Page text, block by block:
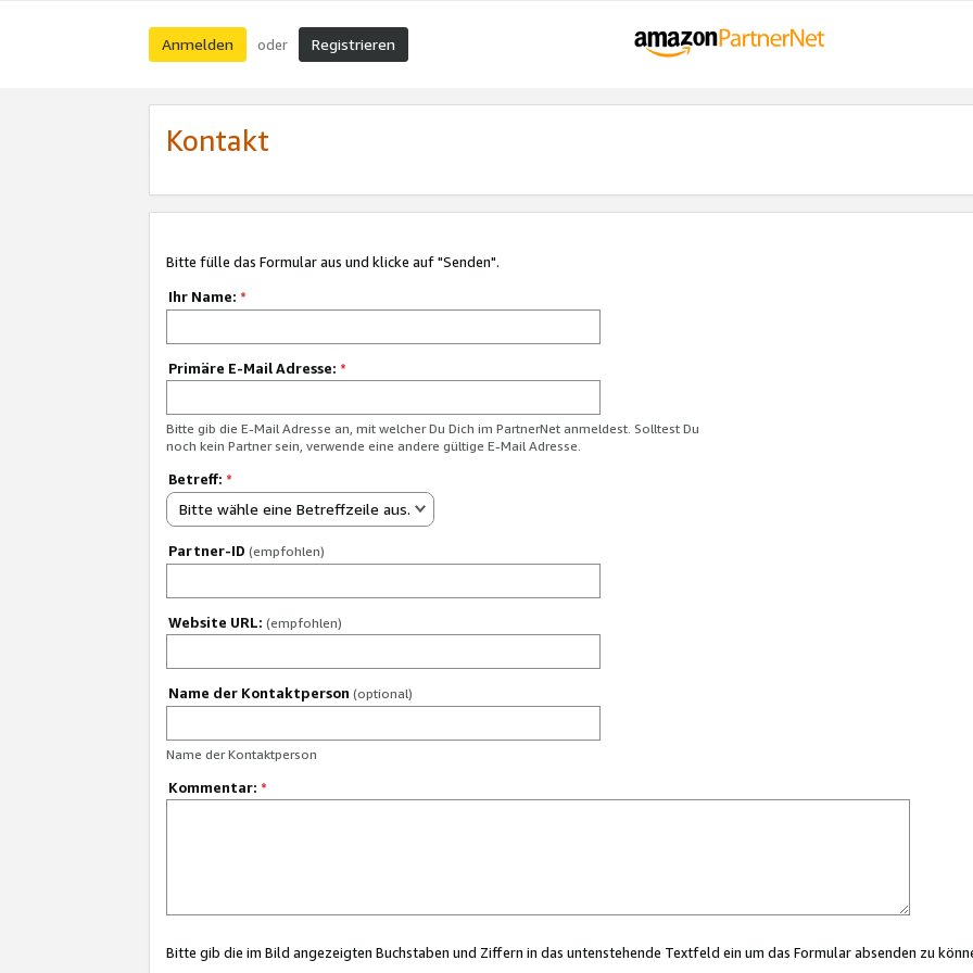
Anmelden oder Registrieren
Kontakt
Bitte fülle das Formular aus und klicke auf "Senden".
Ihr Name: *
Primäre E-Mail Adresse: *
Bitte gib die E-Mail Adresse an, mit welcher Du Dich im PartnerNet anmeldest. Solltest Du
noch kein Partner sein, verwende eine andere gültige E-Mail Adresse.
Betreff: *
Bitte wähle eine Betreffzeile aus.
Partner-ID (empfohlen)
Website URL: (empfohlen)
Name der Kontaktperson (optional)
Name der Kontaktperson
Kommentar: *
Bitte gib die im Bild angezeigten Buchstaben und Ziffern in das untenstehende Textfeld ein um das Formular absenden zu